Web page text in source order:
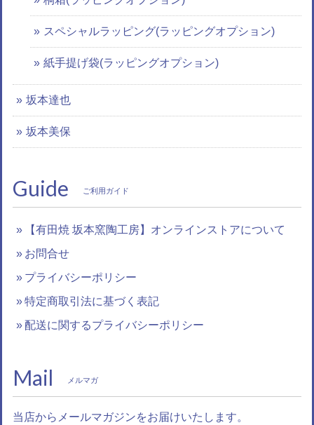
スペシャルラッピング(ラッピングオプション)
紙手提げ袋(ラッピングオプション)
坂本達也
坂本美保
Guide ご利用ガイド
【有田焼 坂本窯陶工房】オンラインストアについて
お問合せ
プライバシーポリシー
特定商取引法に基づく表記
配送に関するプライバシーポリシー
Mail メルマガ
当店からメールマガジンをお届けいたします。